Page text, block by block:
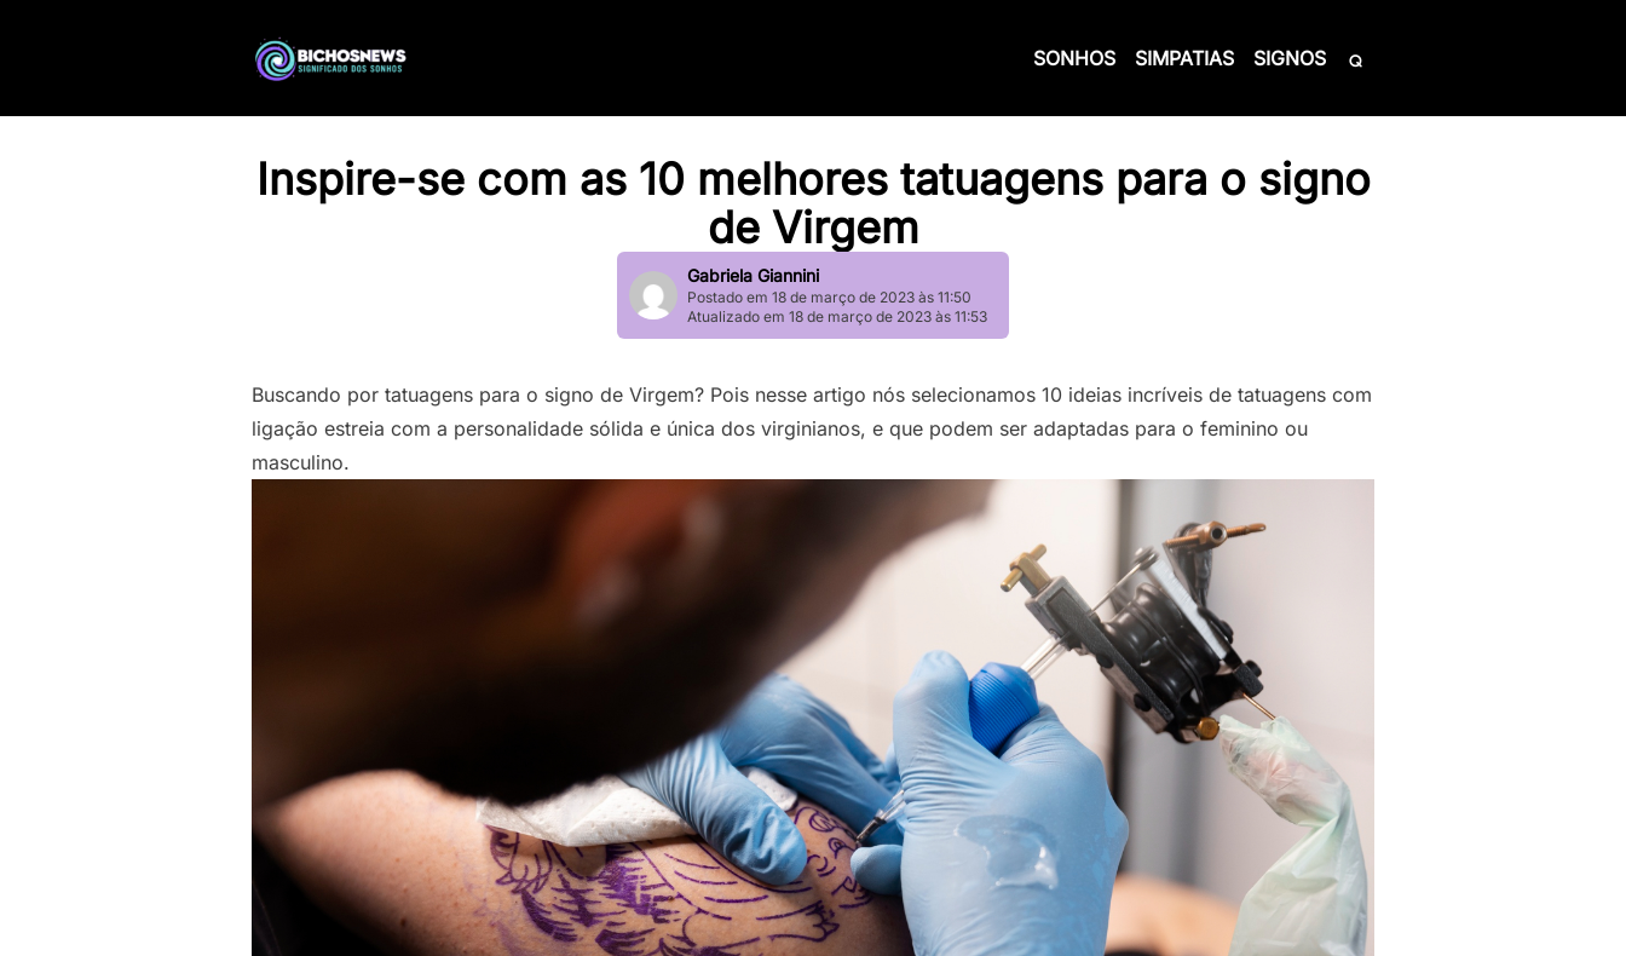
SONHOS SIMPATIAS SIGNOS
Inspire-se com as 10 melhores tatuagens para o signo
de Virgem
Gabriela Giannini
Postado em 18 de março de 2023 às 11:50
Atualizado em 18 de março de 2023 às 11:53
Buscando por tatuagens para o signo de Virgem? Pois nesse artigo nós selecionamos 10 ideias incríveis de tatuagens com
ligação estreia com a personalidade sólida e única dos virginianos, e que podem ser adaptadas para o feminino ou
masculino.